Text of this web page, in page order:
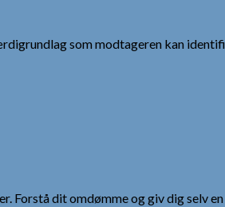
som modtageren kan
Forstå dit omdømme og giv dig selv